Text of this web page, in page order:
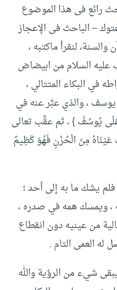
رائع فى هذا الموضوع
– الباحث فى الإعجاز
والسنة، لنقرأ ماكتبه ،
السلام من ابيضاض
في البكاء المتتالي ،
، والذي عبَّر عنه في
عَلَى يُوسُفَ } ، ثم عقَّب تعالى
مِنَ الْحُزْنِ فَهُوَ كَظِيمٌ
يشك ما به إلى أحد ؛
، ويمسك همه في صدره ،
من عينيه دون انقطاع
العمى التام .
شيء من الرؤية والله